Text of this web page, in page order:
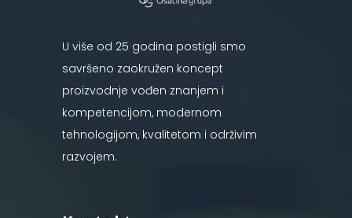
U više od 25 godina postigli smo
savršeno zaokružen koncept
proizvodnje vođen znanjem i
kompetencijom, modernom
tehnologijom, kvalitetom i održivim
razvojem.